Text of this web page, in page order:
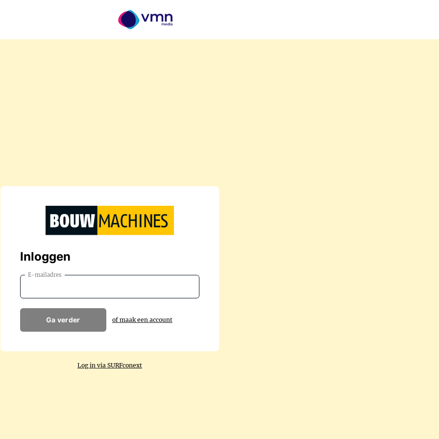
Inloggen
E-mailadres
Ga verder of maak een account
Log in via SURFconext